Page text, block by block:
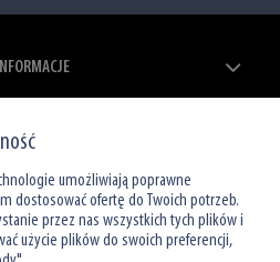
INFORMACJE
KONTO
O NAS
umożliwiają poprawne
dostosować ofertę do Twoich potrzeb.
przez nas wszystkich tych plików i
użycie plików do swoich preferencji,